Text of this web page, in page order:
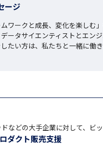
ージ
ワークと成長、変化を楽し
ータサイエンティストとエンジ
たい方は、私たちと一緒に働き
などの大手企業に対して、ビ
ダクト販売支援